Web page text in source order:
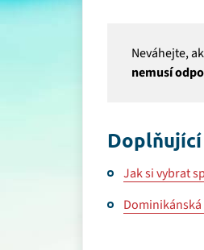
Neváhejte,
nemusí
Jak si vybrat